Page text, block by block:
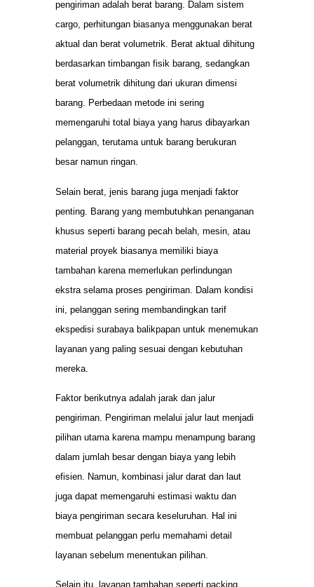
pengiriman adalah berat barang. Dalam sistem
cargo, perhitungan biasanya menggunakan berat
aktual dan berat volumetrik. Berat aktual dihitung
berdasarkan timbangan fisik barang, sedangkan
berat volumetrik dihitung dari ukuran dimensi
barang. Perbedaan metode ini sering
memengaruhi total biaya yang harus dibayarkan
pelanggan, terutama untuk barang berukuran
besar namun ringan.
Selain berat, jenis barang juga menjadi faktor
penting. Barang yang membutuhkan penanganan
khusus seperti barang pecah belah, mesin, atau
material proyek biasanya memiliki biaya
tambahan karena memerlukan perlindungan
ekstra selama proses pengiriman. Dalam kondisi
ini, pelanggan sering membandingkan tarif
ekspedisi surabaya balikpapan untuk menemukan
layanan yang paling sesuai dengan kebutuhan
mereka.
Faktor berikutnya adalah jarak dan jalur
pengiriman. Pengiriman melalui jalur laut menjadi
pilihan utama karena mampu menampung barang
dalam jumlah besar dengan biaya yang lebih
efisien. Namun, kombinasi jalur darat dan laut
juga dapat memengaruhi estimasi waktu dan
biaya pengiriman secara keseluruhan. Hal ini
membuat pelanggan perlu memahami detail
layanan sebelum menentukan pilihan.
Selain itu, layanan tambahan seperti packing